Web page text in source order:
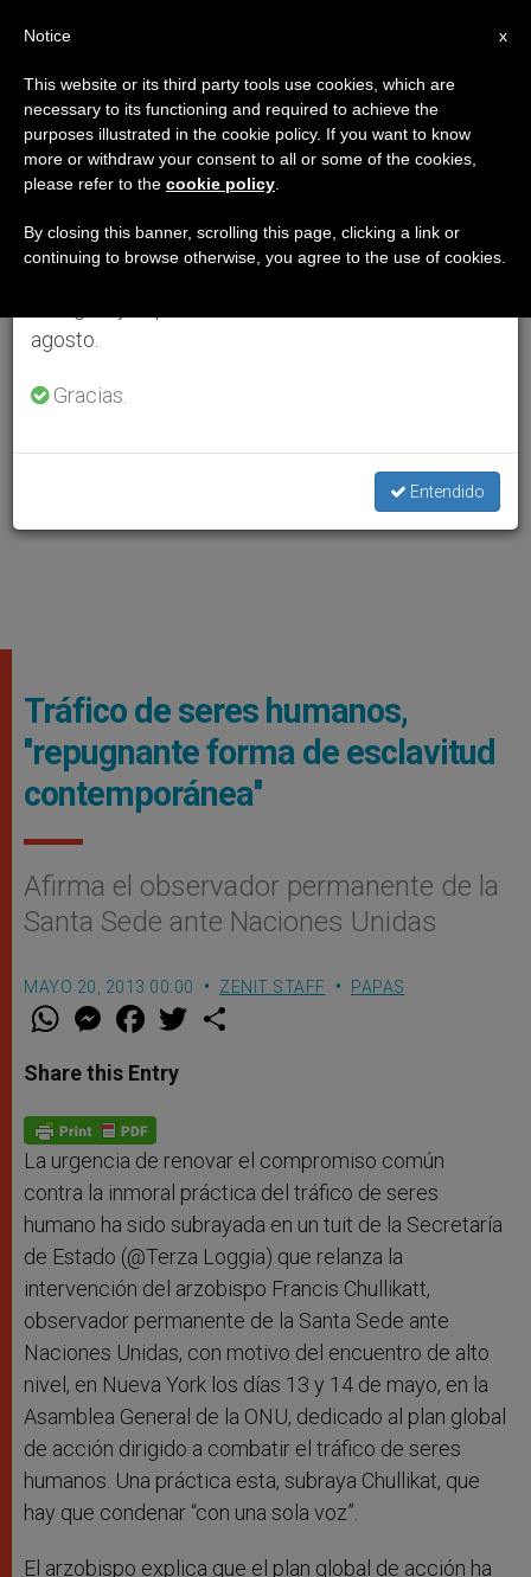
Tráfico de seres humanos,
''repugnante forma de esclavitud
contemporánea''
Afirma el observador permanente de la
Santa Sede ante Naciones Unidas
MAYO 20, 2013 00:00 ZENIT STAFF PAPAS
W
t
s
p
p
M
e
s
e
g
e
r
F
a
e
b
o
k
w
Share this Entry
La urgencia de renovar el compromiso común
contra la inmoral práctica del tráfico de seres
humano ha sido subrayada en un tuit de la Secretaría
de Estado (@Terza Loggia) que relanza la
intervención del arzobispo Francis Chullikatt,
observador permanente de la Santa Sede ante
Naciones Unidas, con motivo del encuentro de alto
nivel, en Nueva York los días 13 y 14 de mayo, en la
Asamblea General de la ONU, dedicado al plan global
de acción dirigido a combatir el tráfico de seres
humanos. Una práctica esta, subraya Chullikat, que
hay que condenar “con una sola voz”.
El arzobispo explica que el plan global de acción ha
×
Aviso importante
Del 27 de julio al 7 de agosto haremos la pausa
anual, aprovechando que en el periodo de verano
se generan menos informaciones y también el
agosto.
Gracias.
Entendido
x
Notice
This website or its third party tools use cookies, which are
necessary to its functioning and required to achieve the
purposes illustrated in the cookie policy. If you want to know
more or withdraw your consent to all or some of the cookies,
please refer to the cookie policy
By closing this banner, scrolling this page, clicking a link or
continuing to browse otherwise, you agree to the use of cookies.